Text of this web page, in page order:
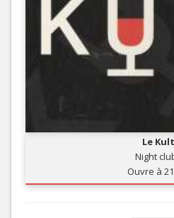
Le Kult
Night
Ouvre à